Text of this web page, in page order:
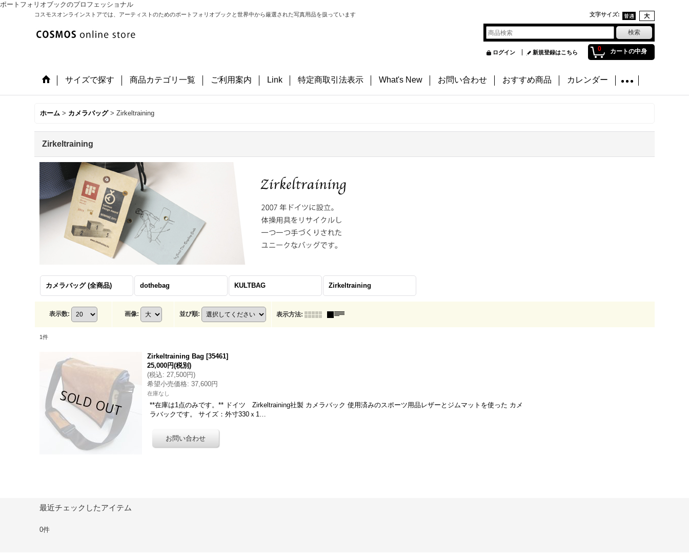
ポートフォリオブックのプロフェッショナル
コスモスオンラインストアでは、アーティストのためのポートフォリオブックと世界中から厳選された写真用品を扱っています 文字サイズ:
0 カートの中身
ログイン 新規登録はこちら
サイズで探す 商品カテゴリ一覧 ご利用案内 Link 特定商取引法表示 What's New お問い合わせ おすすめ商品 カレンダー
ホーム > カメラバッグ > Zirkeltraining
Zirkeltraining
カメラバッグ (全商品) dothebag KULTBAG Zirkeltraining
表示数: 画像: 並び順: 表示方法:
1件
Zirkeltraining Bag [35461]
25,000円(税別)
(税込: 27,500円)
希望小売価格: 37,600円
在庫なし
**在庫は1点のみです。** ドイツ Zirkeltraining社製 カメラバック 使用済みのスポーツ用品レザーとジムマットを使った カメ
ラバックです。 サイズ：外寸330ｘ1…
最近チェックしたアイテム
0件